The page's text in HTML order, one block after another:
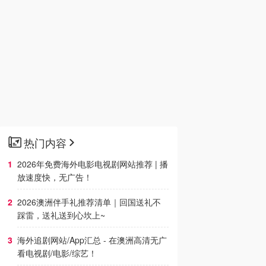
热门内容
2026年免费海外电影电视剧网站推荐 | 播
放速度快，无广告！
2026澳洲伴手礼推荐清单｜回国送礼不
踩雷，送礼送到心坎上~
海外追剧网站/App汇总 - 在澳洲高清无广
看电视剧/电影/综艺！